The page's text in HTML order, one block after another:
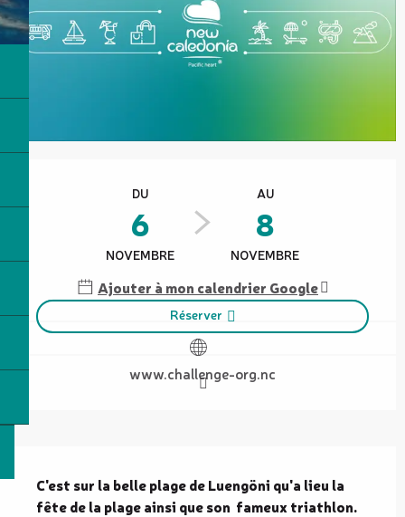
DU
6
NOVEMBRE
AU
8
NOVEMBRE
Ajouter à mon calendrier Google
Réserver
www.challenge-org.nc
C'est sur la belle plage de Luengöni qu'a lieu la
fête de la plage ainsi que son  fameux triathlon.